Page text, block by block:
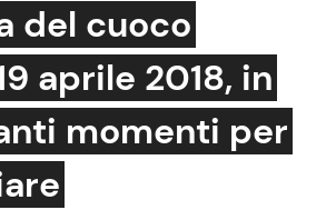
Gossip e TV
Bellezze VIP
del cuoco
aprile 2018, in
momenti per